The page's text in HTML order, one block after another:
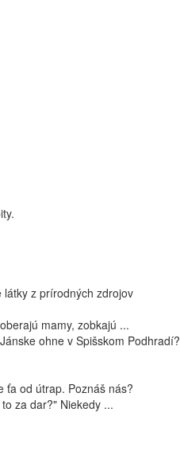
látky z prírodných zdrojov
mamy, zobkajú ...
ohne v Spišskom Podhradí?
ťa od útrap. Poznáš nás?
za dar?" Niekedy ...